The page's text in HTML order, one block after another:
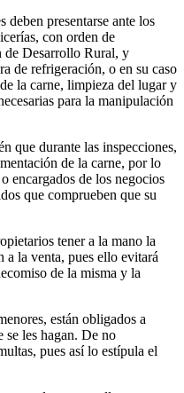
deben presentarse ante los
con orden de
de Desarrollo Rural, y
de refrigeración, o en su caso
la carne, limpieza del lugar y
para la manipulación
que durante las inspecciones,
de la carne, por lo
encargados de los negocios
que comprueben que su
tener a la mano la
a la venta, pues ello evitará
de la misma y la
están obligados a
se les hagan. De no
pues así lo estípula el